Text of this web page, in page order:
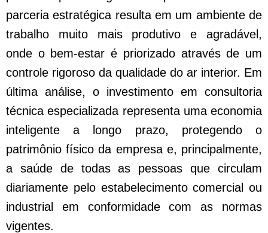
parceria estratégica resulta em um ambiente de
trabalho muito mais produtivo e agradável,
onde o bem-estar é priorizado através de um
controle rigoroso da qualidade do ar interior. Em
última análise, o investimento em consultoria
técnica especializada representa uma economia
inteligente a longo prazo, protegendo o
patrimônio físico da empresa e, principalmente,
a saúde de todas as pessoas que circulam
diariamente pelo estabelecimento comercial ou
industrial em conformidade com as normas
vigentes.